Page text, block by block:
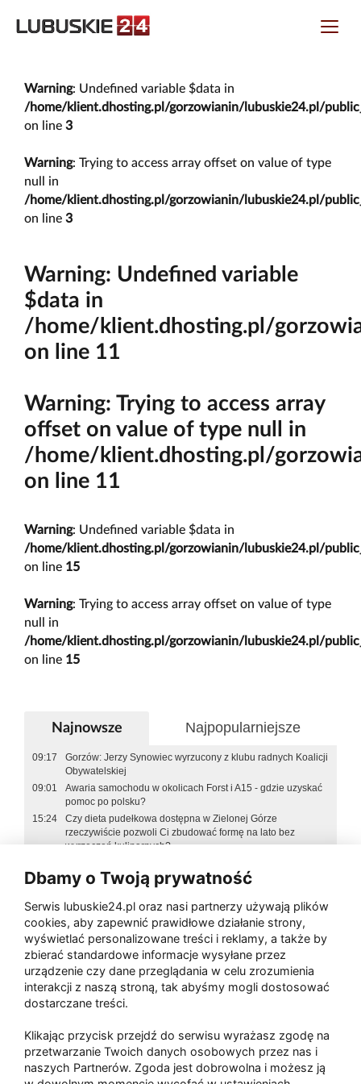
Warning: Undefined variable $data in
/home/klient.dhosting.pl/gorzowianin/lubuskie24.pl/
on line 3
Warning: Trying to access array offset on value of type
null in
/home/klient.dhosting.pl/gorzowianin/lubuskie24.pl/
on line 3
Warning: Undefined variable
$data in
/home/klient.dhosting.pl/
on line 11
Warning: Trying to access array
offset on value of type null in
/home/klient.dhosting.pl/
on line 11
Warning: Undefined variable $data in
/home/klient.dhosting.pl/gorzowianin/lubuskie24.pl/
on line 15
Warning: Trying to access array offset on value of type
null in
/home/klient.dhosting.pl/gorzowianin/lubuskie24.pl/
on line 15
Najnowsze Najpopularniejsze
09:17
Gorzów: Jerzy Synowiec wyrzucony z klubu radnych Koalicji
Obywatelskiej
09:01
Awaria samochodu w okolicach Forst i A15 - gdzie uzyskać
pomoc po polsku?
15:24
Czy dieta pudełkowa dostępna w Zielonej Górze
rzeczywiście pozwoli Ci zbudować formę na lato bez
wyrzeczeń kulinarnych?
myślisz?
15:53
Odbiór balkonu, tarasu i loggii - pułapki, które mogą
kosztować Cię tysiące
10:01
Łóżka dziecięce 120x200 - jak wybrać idealne miejsce do
snu dla Twojego dziecka?
09:57
Toalety przenośne - ile metrów od sceny, jedzenia i wejścia?
13:41
Zaatakował seniora na "kwadracie"
11:01
Akcja po pożarze w Gorzowie. Ruszyła rozbiórka ściany
Dbamy o Twoją prywatność
Serwis lubuskie24.pl oraz nasi partnerzy używają plików
cookies, aby zapewnić prawidłowe działanie strony,
wyświetlać personalizowane treści i reklamy, a także by
zbierać standardowe informacje wysyłane przez
urządzenie czy dane przeglądania w celu zrozumienia
interakcji z naszą stroną, tak abyśmy mogli dostosować
dostarczane treści.
Klikając przycisk przejdź do serwisu wyrażasz zgodę na
przetwarzanie Twoich danych osobowych przez nas i
naszych Partnerów. Zgoda jest dobrowolna i możesz ją